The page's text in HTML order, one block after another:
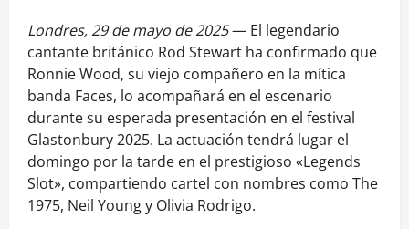
Londres, 29 de mayo de 2025— El legendario
cantante británico Rod Stewart ha confirmado que
Ronnie Wood, su viejo compañero en la mítica
banda Faces, lo acompañará en el escenario
durante su esperada presentación en el festival
Glastonbury 2025. La actuación tendrá lugar el
domingo por la tarde en el prestigioso «Legends
Slot», compartiendo cartel con nombres como The
1975, Neil Young y Olivia Rodrigo.